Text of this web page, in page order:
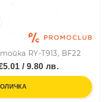
RY-T913, BF22
/ 9.80 лв.